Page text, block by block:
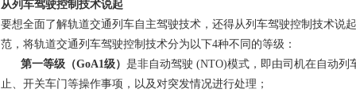
从列车驾驶控制技术说起
要想全面了解轨道交通列车自主驾驶技术，还得从列车驾驶控制技术说
范，将轨道交通列车驾驶控制技术分为以下4种不同的等级：
第一等级（GoA1级） 是非自动驾驶 (NTO)模式，即由司机在自动
止、开关车门等操作事项，以及对突发情况进行处理；